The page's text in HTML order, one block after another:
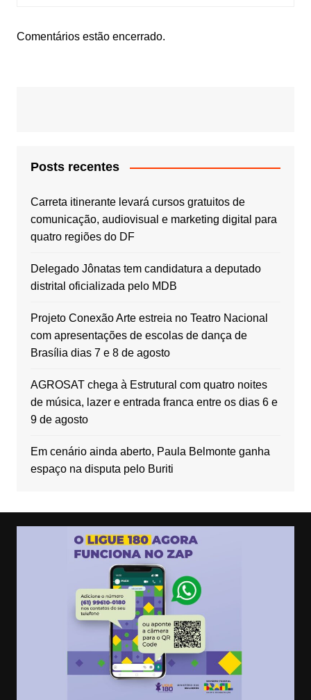
Comentários estão encerrado.
Posts recentes
Carreta itinerante levará cursos gratuitos de
comunicação, audiovisual e marketing digital para
quatro regiões do DF
Delegado Jônatas tem candidatura a deputado
distrital oficializada pelo MDB
Projeto Conexão Arte estreia no Teatro Nacional
com apresentações de escolas de dança de
Brasília dias 7 e 8 de agosto
AGROSAT chega à Estrutural com quatro noites
de música, lazer e entrada franca entre os dias 6 e
9 de agosto
Em cenário ainda aberto, Paula Belmonte ganha
espaço na disputa pelo Buriti